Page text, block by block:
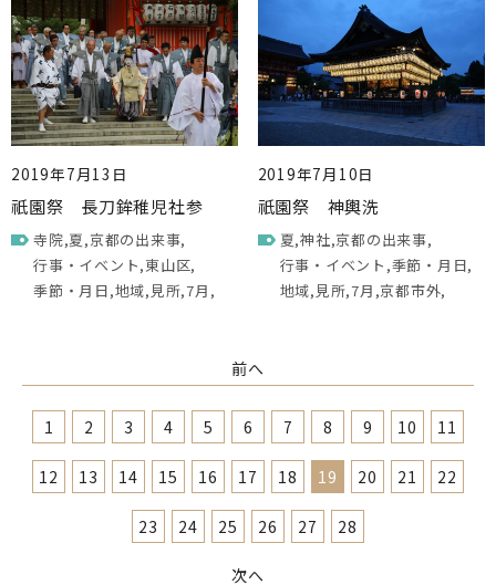
2019年7月13日
祇園祭 長刀鉾稚児社参
寺院 夏 京都の出来事
行事・イベント 東山区
季節・月日 地域 見所 7月
2019年7月10日
祇園祭 神輿洗
夏 神社 京都の出来事
行事・イベント 季節・月日
地域 見所 7月 京都市外
前へ
1 2 3 4 5 6 7 8 9 10 11
12 13 14 15 16 17 18 19 20 21 22
23 24 25 26 27 28
次へ